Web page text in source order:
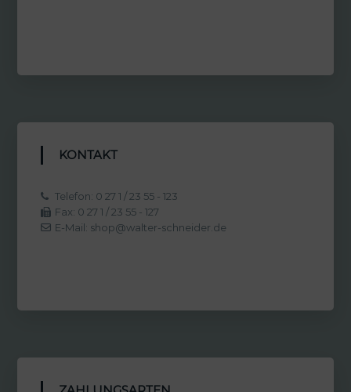
KONTAKT
Telefon: 0 27 1 / 23 55 - 123
Fax: 0 27 1 / 23 55 - 127
E-Mail: shop@walter-schneider.de